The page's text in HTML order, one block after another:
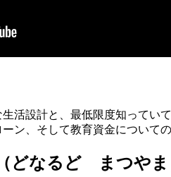
活設計と、最低限度知ってい
ン、そして教育資金について
どなるど まつやま